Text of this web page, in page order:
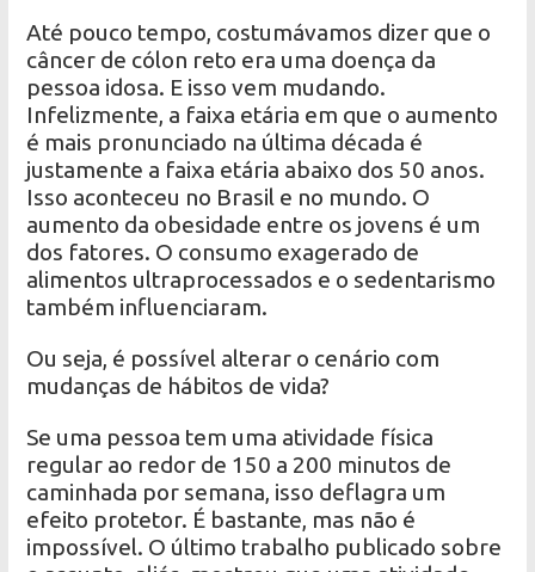
Até pouco tempo, costumávamos dizer que o
câncer de cólon reto era uma doença da
pessoa idosa. E isso vem mudando.
Infelizmente, a faixa etária em que o aumento
é mais pronunciado na última década é
justamente a faixa etária abaixo dos 50 anos.
Isso aconteceu no Brasil e no mundo. O
aumento da obesidade entre os jovens é um
dos fatores. O consumo exagerado de
alimentos ultraprocessados ​​e o sedentarismo
também influenciaram.
Ou seja, é possível alterar o cenário com
mudanças de hábitos de vida?
Se uma pessoa tem uma atividade física
regular ao redor de 150 a 200 minutos de
caminhada por semana, isso deflagra um
efeito protetor. É bastante, mas não é
impossível. O último trabalho publicado sobre